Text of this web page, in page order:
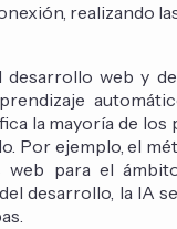
realizando
web y
la mayoría de
Por ejemplo, el
para el
desarrollo, la IA